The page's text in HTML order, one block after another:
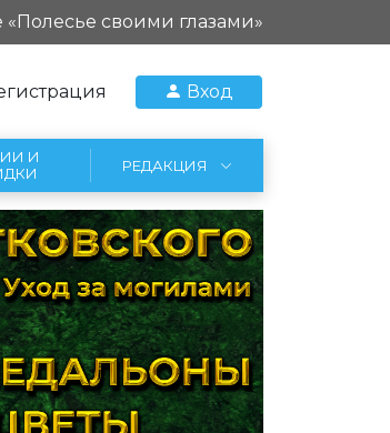
своими глазами»
Вход
И
РЕДАКЦИЯ